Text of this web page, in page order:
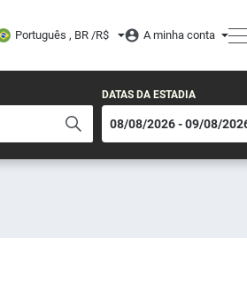
Português , BR /R$ A minha conta
DATAS DA ESTADIA